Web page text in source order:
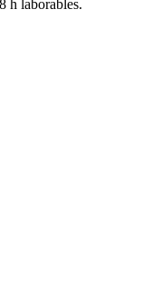
h laborables.